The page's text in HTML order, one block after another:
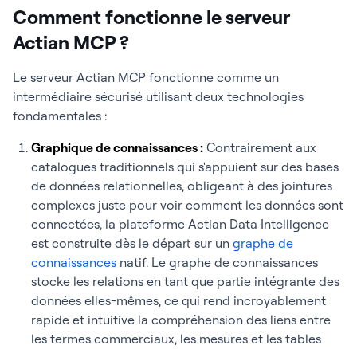
Comment fonctionne le serveur
Actian MCP ?
Le serveur Actian MCP fonctionne comme un
intermédiaire sécurisé utilisant deux technologies
fondamentales :
Graphique de connaissances : Contrairement aux
catalogues traditionnels qui s'appuient sur des bases
de données relationnelles, obligeant à des jointures
complexes juste pour voir comment les données sont
connectées, la plateforme Actian Data Intelligence
est construite dès le départ sur un graphe de
connaissances natif. Le graphe de connaissances
stocke les relations en tant que partie intégrante des
données elles-mêmes, ce qui rend incroyablement
rapide et intuitive la compréhension des liens entre
les termes commerciaux, les mesures et les tables